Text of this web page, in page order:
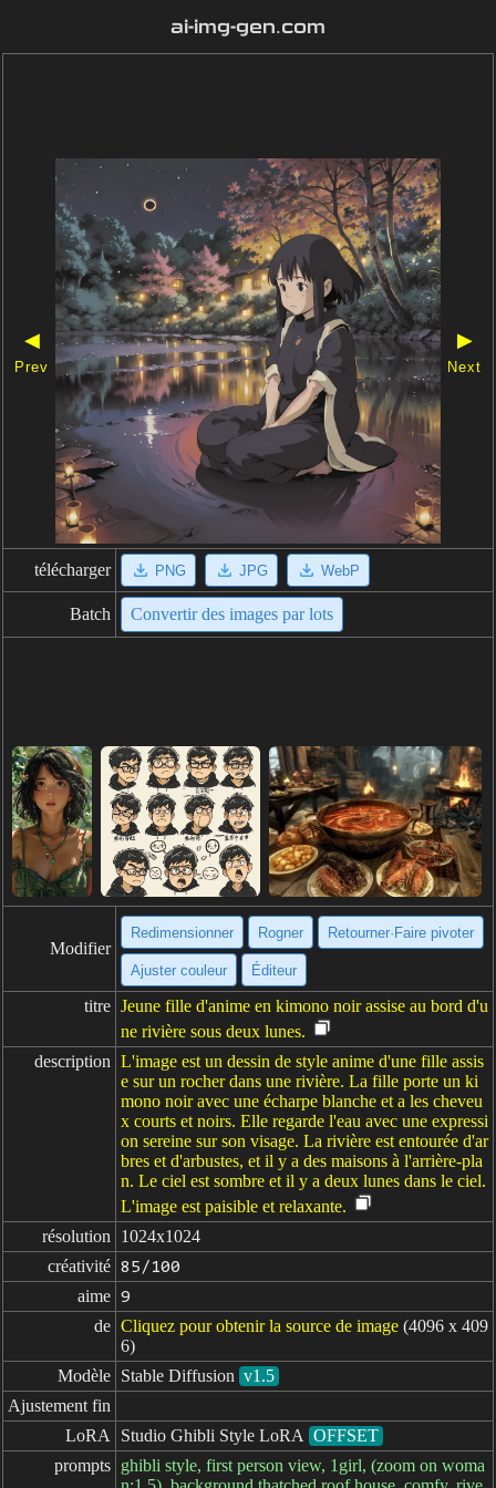
ai-img-gen.com
◀
Prev
▶
Next
télécharger PNG JPG WebP
Batch Convertir des images par lots
Modifier
Redimensionner Rogner Retourner·Faire pivoter
Ajuster couleur Éditeur
titre Jeune fille d'anime en kimono noir assise au bord d'u
ne rivière sous deux lunes.
description L'image est un dessin de style anime d'une fille assis
e sur un rocher dans une rivière. La fille porte un ki
mono noir avec une écharpe blanche et a les cheveu
x courts et noirs. Elle regarde l'eau avec une expressi
on sereine sur son visage. La rivière est entourée d'ar
bres et d'arbustes, et il y a des maisons à l'arrière-pla
n. Le ciel est sombre et il y a deux lunes dans le ciel.
L'image est paisible et relaxante.
résolution
1024x1024
créativité 85/100
aime 9
de Cliquez pour obtenir la source de image (4096 x 409
6)
Modèle Stable Diffusion v1.5
Ajustement fin
LoRA
Studio Ghibli Style LoRA OFFSET
prompts ghibli style, first person view, 1girl, (zoom on woma